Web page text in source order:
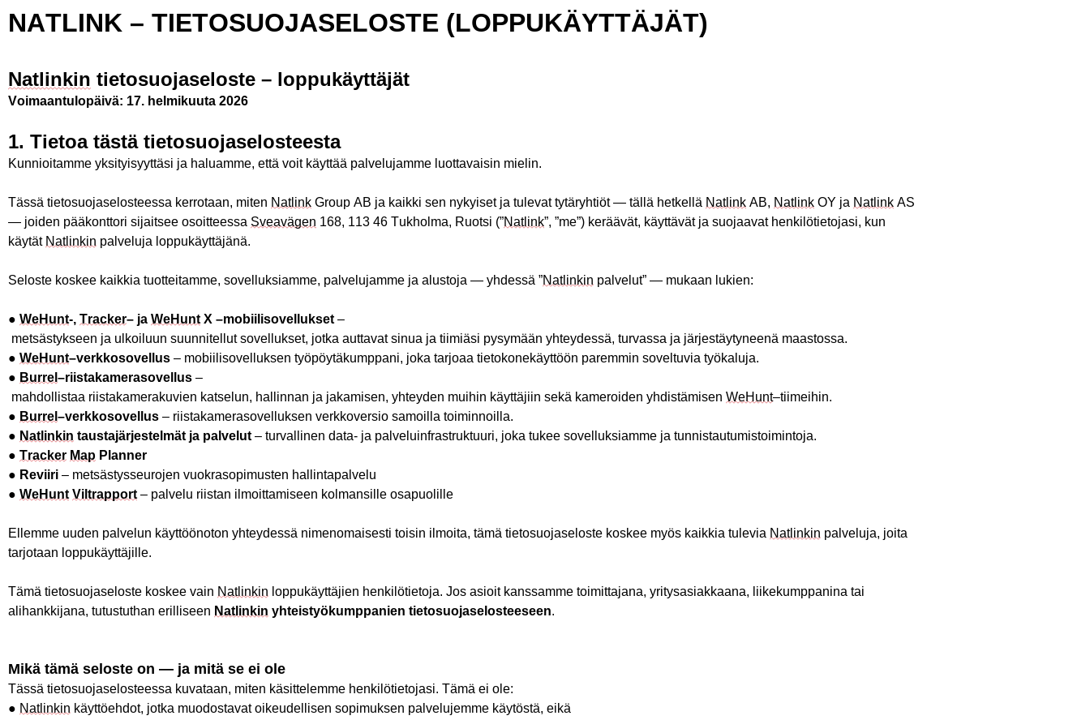
NATLINK – TIETOSUOJASELOSTE (LOPPUKÄYTTÄJÄT)
Natlinkin tietosuojaseloste – loppukäyttäjät
Voimaantulopäivä: 17. helmikuuta 2026
1. Tietoa tästä tietosuojaselosteesta
Kunnioitamme yksityisyyttäsi ja haluamme, että voit käyttää palvelujamme luottavaisin mielin.
Tässä tietosuojaselosteessa kerrotaan, miten Natlink Group AB ja kaikki sen nykyiset ja tulevat tytäryhtiöt — tällä hetkellä Natlink AB, Natlink OY ja Natlink AS
— joiden pääkonttori sijaitsee osoitteessa Sveavägen 168, 113 46 Tukholma, Ruotsi (”Natlink”, ”me”) keräävät, käyttävät ja suojaavat henkilötietojasi, kun
käytät Natlinkin palveluja loppukäyttäjänä.
Seloste koskee kaikkia tuotteitamme, sovelluksiamme, palvelujamme ja alustoja — yhdessä ”Natlinkin palvelut” — mukaan lukien:
● WeHunt-, Tracker– ja WeHunt X –mobiilisovellukset –
metsästykseen ja ulkoiluun suunnitellut sovellukset, jotka auttavat sinua ja tiimiäsi pysymään yhteydessä, turvassa ja järjestäytyneenä maastossa.
● WeHunt–verkkosovellus – mobiilisovelluksen työpöytäkumppani, joka tarjoaa tietokonekäyttöön paremmin soveltuvia työkaluja.
● Burrel –riistakamerasovellus –
mahdollistaa riistakamerakuvien katselun, hallinnan ja jakamisen, yhteyden muihin käyttäjiin sekä kameroiden yhdistämisen WeHunt–tiimeihin.
● Burrel –verkkosovellus – riistakamerasovelluksen verkkoversio samoilla toiminnoilla.
● Natlinkin taustajärjestelmät ja palvelut – turvallinen data- ja palveluinfrastruktuuri, joka tukee sovelluksiamme ja tunnistautumistoimintoja.
● Tracker Map Planner
● Reviiri – metsästysseurojen vuokrasopimusten hallintapalvelu
● WeHunt Viltrapport – palvelu riistan ilmoittamiseen kolmansille osapuolille
Ellemme uuden palvelun käyttöönoton yhteydessä nimenomaisesti toisin ilmoita, tämä tietosuojaseloste koskee myös kaikkia tulevia Natlinkin palveluja, joita
tarjotaan loppukäyttäjille.
Tämä tietosuojaseloste koskee vain Natlinkin loppukäyttäjien henkilötietoja. Jos asioit kanssamme toimittajana, yritysasiakkaana, liikekumppanina tai
alihankkijana, tutustuthan erilliseen Natlinkin yhteistyökumppanien tietosuojaselosteeseen.
Mi kä tämä seloste on — ja mitä se ei ole
Tässä tietosuojaselosteessa kuvataan, miten käsittelemme henkilötietojasi. Tämä ei ole:
● Natlinkin käyttöehdot, jotka muodostavat oikeudellisen sopimuksen palvelujemme käytöstä, eikä